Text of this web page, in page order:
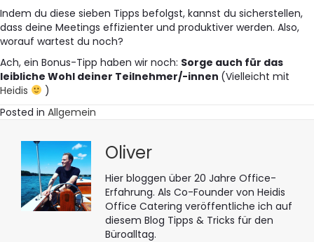
Indem du diese sieben Tipps befolgst, kannst du sicherstellen,
dass deine Meetings effizienter und produktiver werden. Also,
worauf wartest du noch?
Ach, ein Bonus-Tipp haben wir noch: Sorge auch für das
leibliche Wohl deiner Teilnehmer/-innen (Vielleicht mit
Heidis
)
Posted in Allgemein
Oliver
Hier bloggen über 20 Jahre Office-
Erfahrung. Als Co-Founder von Heidis
Office Catering veröffentliche ich auf
diesem Blog Tipps & Tricks für den
Büroalltag.